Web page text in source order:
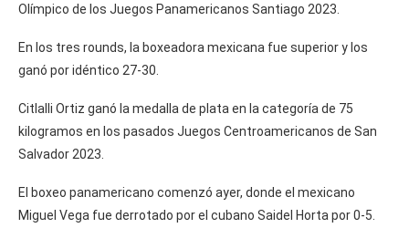
Olímpico de los Juegos Panamericanos Santiago 2023.
En los tres rounds, la boxeadora mexicana fue superior y los
ganó por idéntico 27-30.
Citlalli Ortiz ganó la medalla de plata en la categoría de 75
kilogramos en los pasados Juegos Centroamericanos de San
Salvador 2023.
El boxeo panamericano comenzó ayer, donde el mexicano
Miguel Vega fue derrotado por el cubano Saidel Horta por 0-5.